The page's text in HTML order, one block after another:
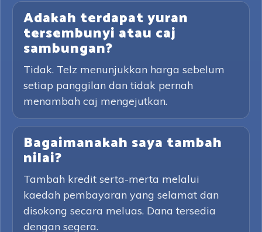
Adakah terdapat yuran
tersembunyi atau caj
sambungan?
Tidak. Telz menunjukkan harga sebelum
setiap panggilan dan tidak pernah
menambah caj mengejutkan.
Bagaimanakah saya tambah
nilai?
Tambah kredit serta-merta melalui
kaedah pembayaran yang selamat dan
disokong secara meluas. Dana tersedia
dengan segera.